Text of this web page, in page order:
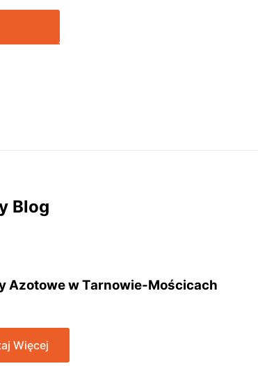
Blog
Azotowe w Tarnowie-Mościcach
Więcej